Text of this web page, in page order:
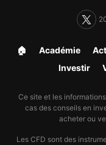
🏠︎ Académie
Investir
Ce site et les
cas des conseils en
acheter ou
Les CFD sont des